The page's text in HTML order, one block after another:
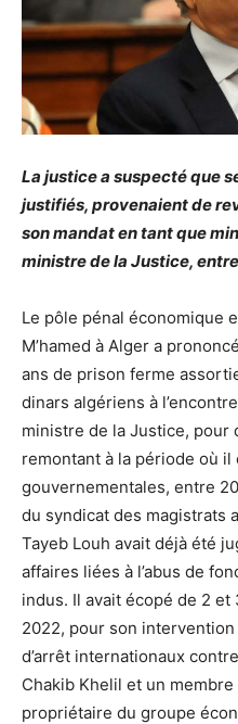
La justice a suspecté que
justifiés, provenaient de
son mandat en tant que
ministre de la Justice,
Le pôle pénal économique
M’hamed à Alger a
ans de prison ferme
dinars algériens à
ministre de la Justice, pour
remontant à la période où
gouvernementales, entre
du syndicat des magistrats
Tayeb Louh avait déjà été
affaires liées à l’abus de
indus. Il avait écopé de 2
2022, pour son
d’arrêt internationaux
Chakib Khelil et un
propriétaire du groupe